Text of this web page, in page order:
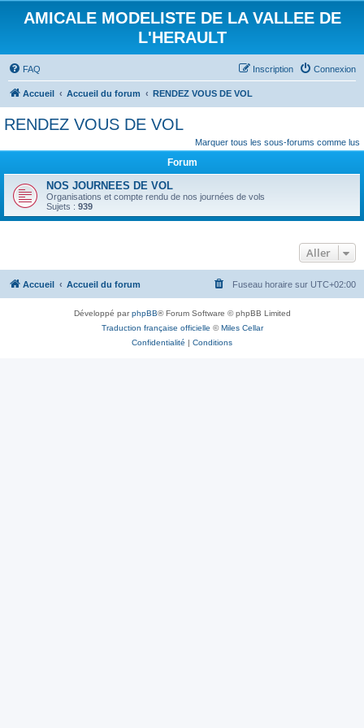
AMICALE MODELISTE DE LA VALLEE DE
L'HERAULT
FAQ Connexion
Inscription
Accueil Accueil du forum RENDEZ VOUS DE VOL
RENDEZ VOUS DE VOL
Marquer tous les sous-forums comme lus
Forum
NOS JOURNEES DE VOL
Organisations et compte rendu de nos journées de vols
Sujets : 939
Aller
Accueil Accueil du forum Fuseau horaire sur UTC+02:00
Développé parphpBB® Forum Software © phpBB Limited
Traduction française officielle ©Miles Cellar
Confidentialité | Conditions